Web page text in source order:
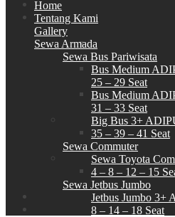
Home
Tentang Kami
Gallery
Sewa Armada
Sewa Bus Pariwisata
Bus Medium
25 – 29 Seat
Bus Medium
31 – 33 Seat
Big Bus 3+
35 – 39 – 41 Seat
Sewa Commuter
Sewa Toyota
4 – 8 – 12 – 15
Sewa Jetbus Jumbo
Jetbus Jumbo 3+
8 – 14 – 18 Seat